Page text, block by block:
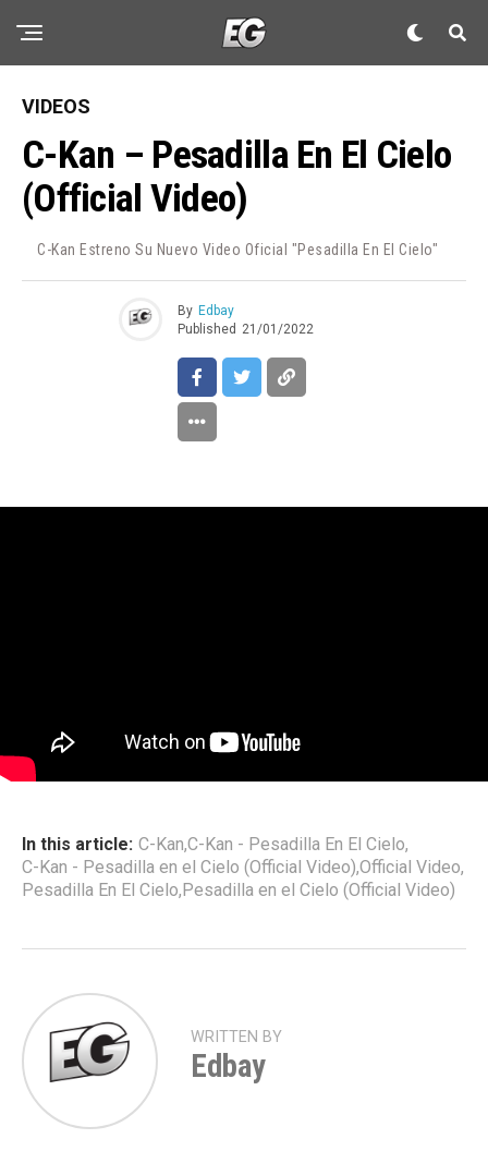
VIDEOS
C-Kan – Pesadilla En El Cielo
(Official Video)
C-Kan Estreno Su Nuevo Video Oficial "Pesadilla En El Cielo"
By Edbay
Published 21/01/2022
In this article: C-Kan,C-Kan - Pesadilla En El Cielo,
C-Kan - Pesadilla en el Cielo (Official Video),Official Video,
Pesadilla En El Cielo,Pesadilla en el Cielo (Official Video)
WRITTEN BY
Edbay